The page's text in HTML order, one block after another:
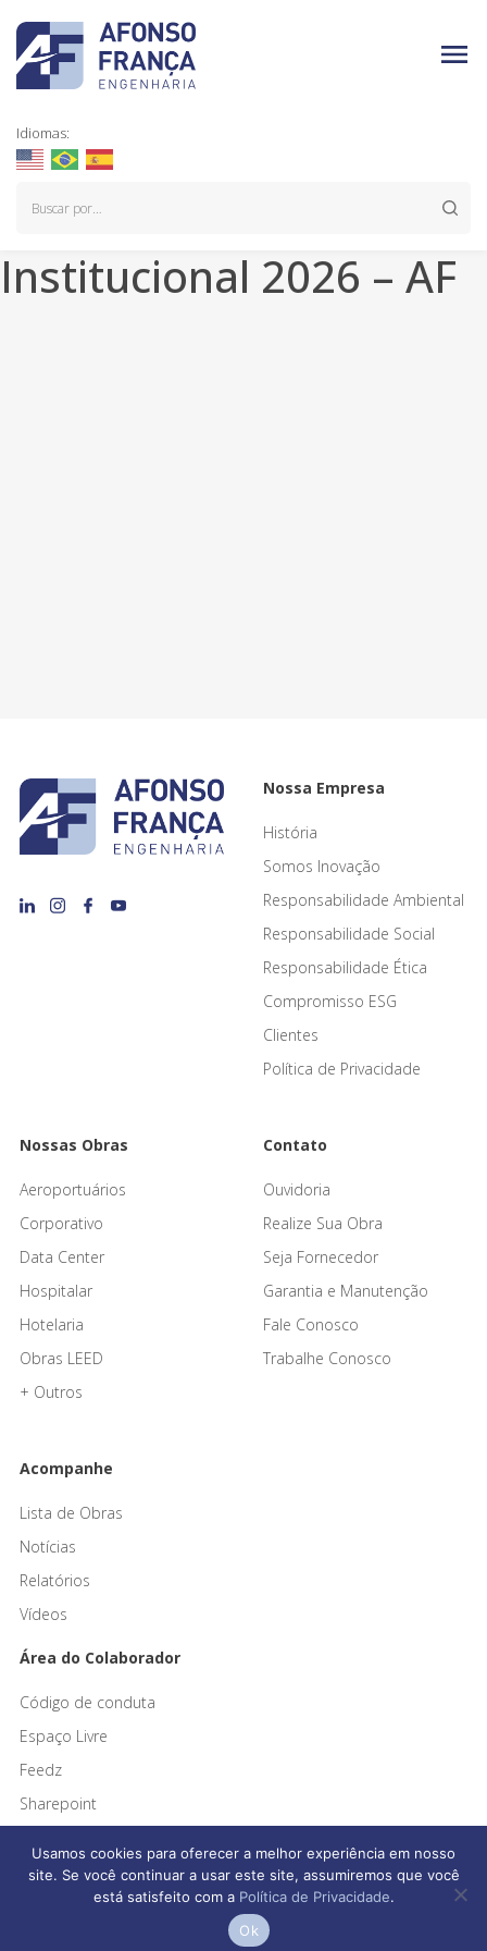
Idiomas:
Institucional 2026 – AF
Nossa Empresa
História
Somos Inovação
Responsabilidade Ambiental
Responsabilidade Social
Responsabilidade Ética
Compromisso ESG
Clientes
Política de Privacidade
Nossas Obras
Aeroportuários
Corporativo
Data Center
Hospitalar
Hotelaria
Obras LEED
+ Outros
Contato
Ouvidoria
Realize Sua Obra
Seja Fornecedor
Garantia e Manutenção
Fale Conosco
Trabalhe Conosco
Acompanhe
Lista de Obras
Notícias
Relatórios
Vídeos
Área do Colaborador
Código de conduta
Espaço Livre
Feedz
Sharepoint
Afonso França Engenharia © 2026 Todos os direitos reservados
Usamos cookies para oferecer a melhor experiência em nosso
site. Se você continuar a usar este site, assumiremos que você
está satisfeito com a Política de Privacidade.
Ok